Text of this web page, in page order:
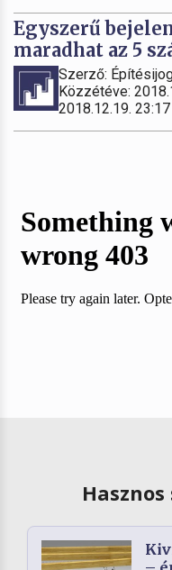
Egyszerű
maradhat az 5
Szerző:
Közzétéve:
2018.12.19. 23:17